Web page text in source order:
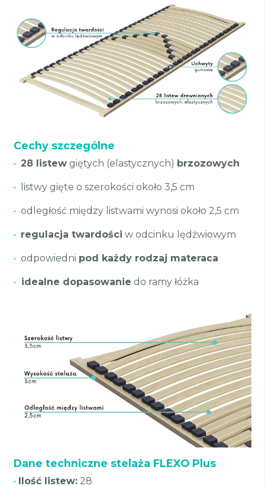
Cechy szczególne
• 28 listew giętych (elastycznych) brzozowych
• listwy gięte o szerokości około 3,5 cm
• odległość między listwami wynosi około 2,5 cm
• regulacja twardości w odcinku lędźwiowym
• odpowiedni pod każdy rodzaj materaca
• idealne dopasowanie do ramy łóżka
Dane techniczne stelaża FLEXO Plus
• Ilość listew: 28